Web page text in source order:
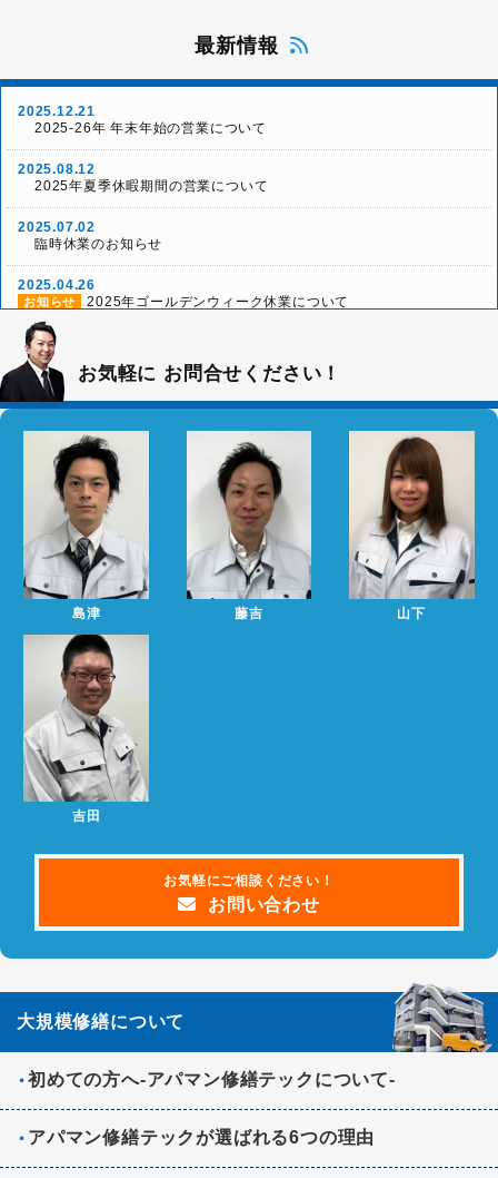
最新情報
2025.12.21
2025-26年 年末年始の営業について
2025.08.12
2025年夏季休暇期間の営業について
2025.07.02
臨時休業のお知らせ
2025.04.26
お知らせ 2025年ゴールデンウィーク休業について
2024.12.26
お知らせ 2024-25年 年末年始の営業について
2024.04.20
2023.05.01
お知らせ 2023年ゴールデンウィーク期間の営業について
2023.01.25
お知らせ
2023年2月と3月の大規模修繕で損する人、得する人を大公
開セミナー
2022.10.13
お知らせ
2022年11月と12月の大規模修繕で損する人、得する人を大
2022.09.08
お知らせ ホームページをリニューアルしました。
お気軽に お問合せください！
島津 藤吉 山下
吉田
お気軽にご相談ください！
お問い合わせ
大規模修繕について
初めての方へ-アパマン修繕テックについて-
アパマン修繕テックが選ばれる6つの理由